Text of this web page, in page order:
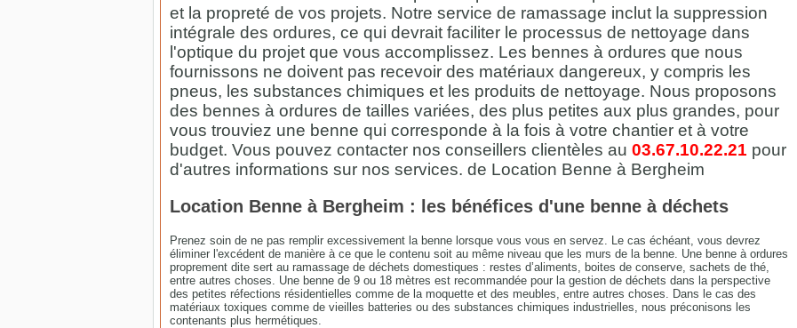
et la propreté de vos projets. Notre service de ramassage inclut la suppression
intégrale des ordures, ce qui devrait faciliter le processus de nettoyage dans
l'optique du projet que vous accomplissez. Les bennes à ordures que nous
fournissons ne doivent pas recevoir des matériaux dangereux, y compris les
pneus, les substances chimiques et les produits de nettoyage. Nous proposons
des bennes à ordures de tailles variées, des plus petites aux plus grandes, pour
vous trouviez une benne qui corresponde à la fois à votre chantier et à votre
budget. Vous pouvez contacter nos conseillers clientèles au 03.67.10.22.21 pour
d'autres informations sur nos services. de Location Benne à Bergheim
Location Benne à Bergheim : les bénéfices d'une benne à déchets
Prenez soin de ne pas remplir excessivement la benne lorsque vous vous en servez. Le cas échéant, vous devrez
éliminer l'excédent de manière à ce que le contenu soit au même niveau que les murs de la benne. Une benne à ordures
proprement dite sert au ramassage de déchets domestiques : restes d’aliments, boites de conserve, sachets de thé,
entre autres choses. Une benne de 9 ou 18 mètres est recommandée pour la gestion de déchets dans la perspective
des petites réfections résidentielles comme de la moquette et des meubles, entre autres choses. Dans le cas des
matériaux toxiques comme de vieilles batteries ou des substances chimiques industrielles, nous préconisons les
contenants plus hermétiques.